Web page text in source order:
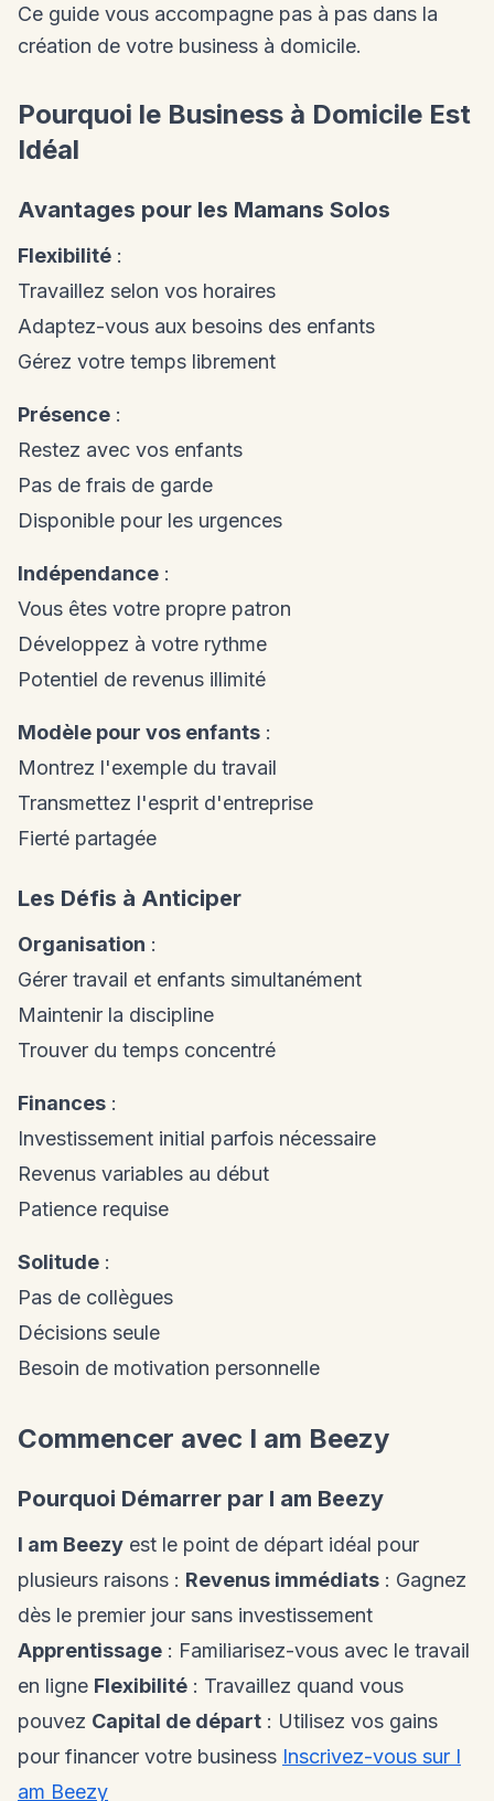
Ce guide vous accompagne pas à pas dans la
création de votre business à domicile.
Pourquoi le Business à Domicile Est
Idéal
Avantages pour les Mamans Solos
Flexibilité :
Travaillez selon vos horaires
Adaptez-vous aux besoins des enfants
Gérez votre temps librement
Présence :
Restez avec vos enfants
Pas de frais de garde
Disponible pour les urgences
Indépendance :
Vous êtes votre propre patron
Développez à votre rythme
Potentiel de revenus illimité
Modèle pour vos enfants :
Montrez l'exemple du travail
Transmettez l'esprit d'entreprise
Fierté partagée
Les Défis à Anticiper
Organisation :
Gérer travail et enfants simultanément
Maintenir la discipline
Trouver du temps concentré
Finances :
Investissement initial parfois nécessaire
Revenus variables au début
Patience requise
Solitude :
Pas de collègues
Décisions seule
Besoin de motivation personnelle
Commencer avec I am Beezy
Pourquoi Démarrer par I am Beezy
I am Beezy est le point de départ idéal pour
plusieurs raisons : Revenus immédiats : Gagnez
dès le premier jour sans investissement
Apprentissage : Familiarisez-vous avec le travail
en ligne Flexibilité : Travaillez quand vous
pouvez Capital de départ : Utilisez vos gains
pour financer votre business Inscrivez-vous sur I
am Beezy